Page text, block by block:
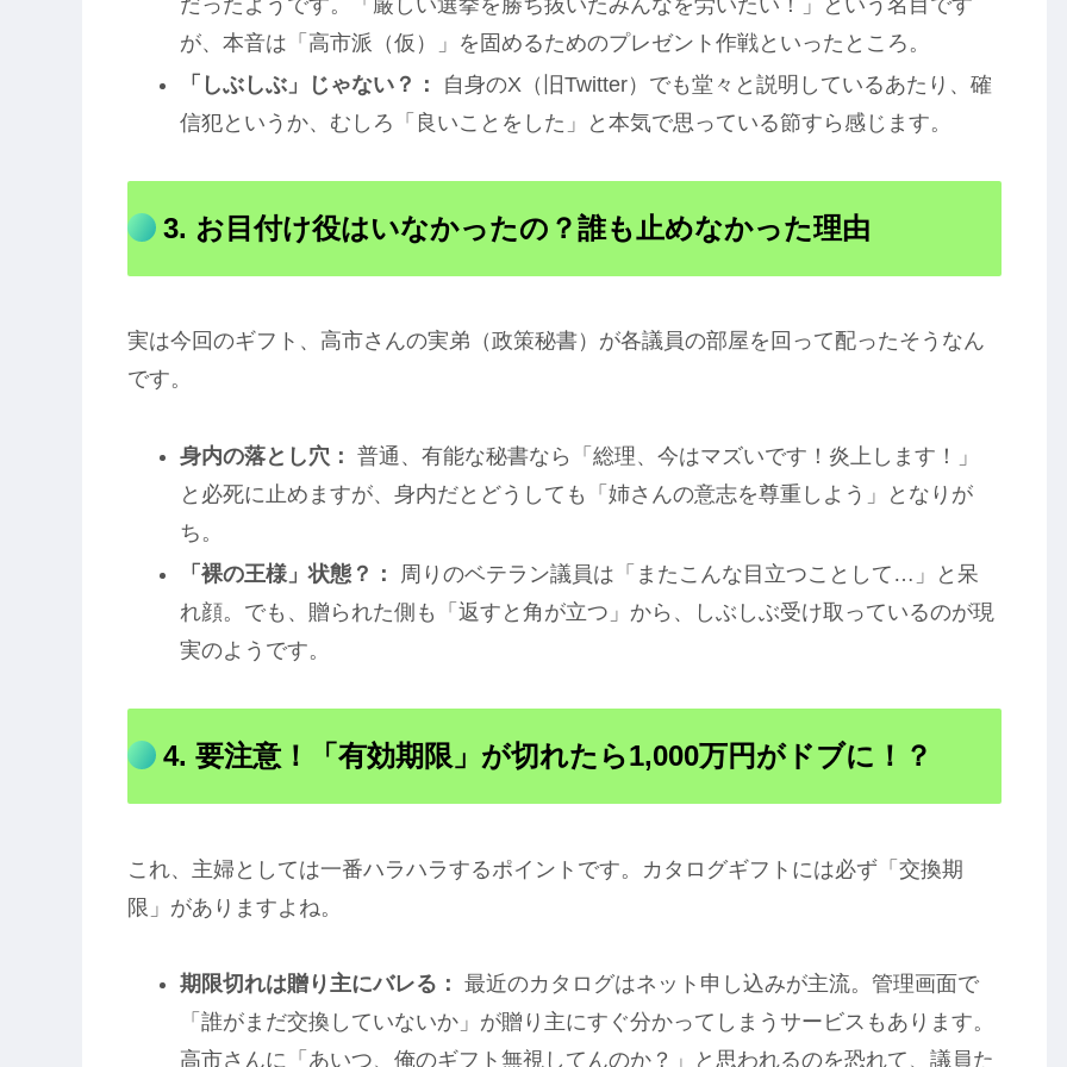
が、本音は「高市派（仮）」を固めるためのプレゼント作戦といったところ。
「しぶしぶ」じゃない？：
自身のX（旧Twitter）でも堂々と説明しているあたり、確
信犯というか、むしろ「良いことをした」と本気で思っている節すら感じます。
3. お目付け役はいなかったの？誰も止めなかった理由
実は今回のギフト、高市さんの実弟（政策秘書）が各議員の部屋を回って配ったそうなん
です。
身内の落とし穴： 普通、有能な秘書なら「総理、今はマズいです！炎上します！」
と必死に止めますが、身内だとどうしても「姉さんの意志を尊重しよう」となりが
ち。
「裸の王様」状態？：
周りのベテラン議員は「またこんな目立つことして…」と呆
れ顔。でも、贈られた側も「返すと角が立つ」から、しぶしぶ受け取っているのが現
実のようです。
4. 要注意！「有効期限」が切れたら1,000万円がドブに！？
これ、主婦としては一番ハラハラするポイントです。カタログギフトには必ず「交換期
限」がありますよね。
期限切れは贈り主にバレる： 最近のカタログはネット申し込みが主流。管理画面で
「誰がまだ交換していないか」が贈り主にすぐ分かってしまうサービスもあります。
高市さんに「あいつ、俺のギフト無視してんのか？」と思われるのを恐れて、議員た